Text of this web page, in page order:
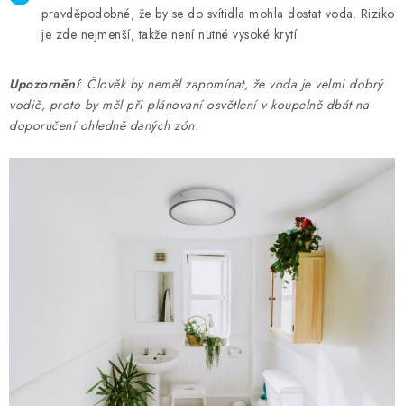
pravděpodobné, že by se do svítidla mohla dostat voda. Riziko
je zde nejmenší, takže není nutné vysoké krytí.
Upozornění: Člověk by neměl zapomínat, že voda je velmi dobrý
vodič, proto by měl při plánovaní osvětlení v koupelně dbát na
doporučení ohledně daných zón.